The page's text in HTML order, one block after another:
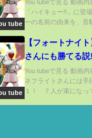
tube
ネタバレ注意】
You tubeで見る 動画
「ハイキュー!!」に登
ーの名前の由来を、音
tube
【フォートナイ
さんにも勝てる
You tubeで見る 動画
ネフライトさんには手
１！ ７人が束になっ